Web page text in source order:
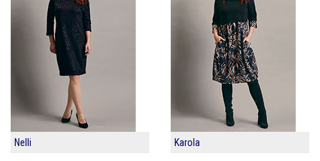
Nelli Karola